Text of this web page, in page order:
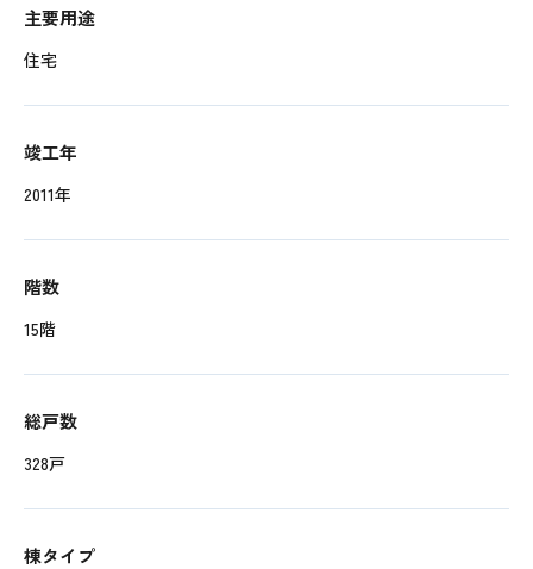
主要用途
住宅
竣工年
2011年
階数
15階
総戸数
328戸
棟タイプ